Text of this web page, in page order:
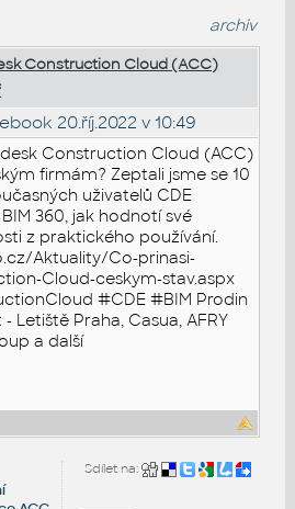
archiv
Construction Cloud (ACC)
20.říj.2022 v 10:49
Construction Cloud (ACC)
firmám? Zeptali jsme se 10
uživatelů CDE
360, jak hodnotí své
z praktického používání.
Aktuality/Co-prinasi-
Cloud-ceskym-stav.aspx
#CDE #BIM Prodin
Letiště Praha, Casua, AFRY
a další
Sdílet na: